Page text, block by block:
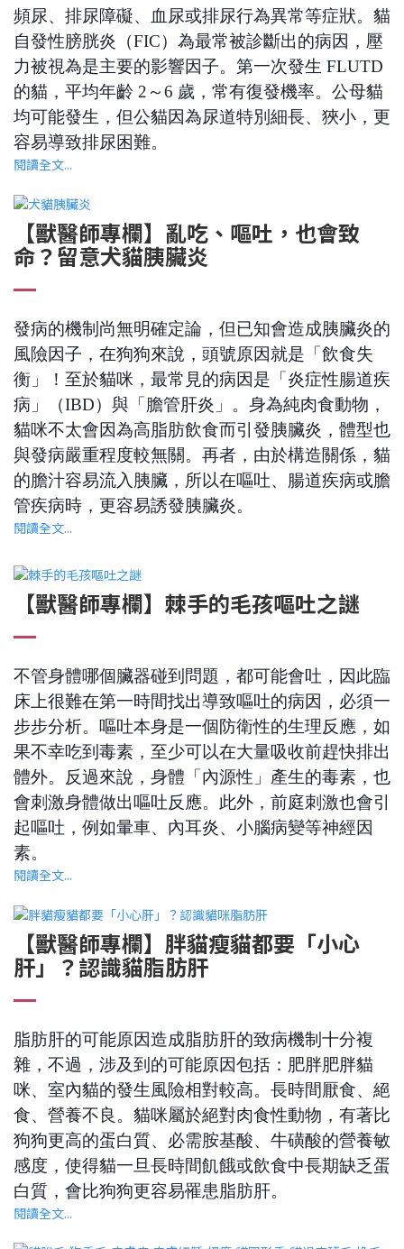
頻尿、排尿障礙、血尿或排尿行為異常等症狀。貓
自發性膀胱炎（FIC）為最常被診斷出的病因，壓
力被視為是主要的影響因子。第一次發生 FLUTD
的貓，平均年齡 2～6 歲，常有復發機率。公母貓
均可能發生，但公貓因為尿道特別細長、狹小，更
容易導致排尿困難。
閱讀全文...
【獸醫師專欄】亂吃、嘔吐，也會致
命？留意犬貓胰臟炎
發病的機制尚無明確定論，但已知會造成胰臟炎的
風險因子，在狗狗來說，頭號原因就是「飲食失
衡」！至於貓咪，最常見的病因是「炎症性腸道疾
病」（IBD）與「膽管肝炎」。身為純肉食動物，
貓咪不太會因為高脂肪飲食而引發胰臟炎，體型也
與發病嚴重程度較無關。再者，由於構造關係，貓
的膽汁容易流入胰臟，所以在嘔吐、腸道疾病或膽
管疾病時，更容易誘發胰臟炎。
閱讀全文...
【獸醫師專欄】棘手的毛孩嘔吐之謎
不管身體哪個臟器碰到問題，都可能會吐，因此臨
床上很難在第一時間找出導致嘔吐的病因，必須一
步步分析。嘔吐本身是一個防衛性的生理反應，如
果不幸吃到毒素，至少可以在大量吸收前趕快排出
體外。反過來說，身體「內源性」產生的毒素，也
會刺激身體做出嘔吐反應。此外，前庭刺激也會引
起嘔吐，例如暈車、內耳炎、小腦病變等神經因
素。
閱讀全文...
【獸醫師專欄】胖貓瘦貓都要「小心
肝」？認識貓脂肪肝
脂肪肝的可能原因造成脂肪肝的致病機制十分複
雜，不過，涉及到的可能原因包括：肥胖肥胖貓
咪、室內貓的發生風險相對較高。長時間厭食、絕
食、營養不良。貓咪屬於絕對肉食性動物，有著比
狗狗更高的蛋白質、必需胺基酸、牛磺酸的營養敏
感度，使得貓一旦長時間飢餓或飲食中長期缺乏蛋
白質，會比狗狗更容易罹患脂肪肝。
閱讀全文...